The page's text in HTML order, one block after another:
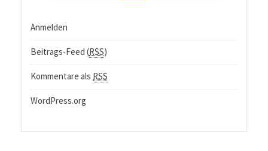
Anmelden
Beitrags-Feed (RSS)
Kommentare als RSS
WordPress.org